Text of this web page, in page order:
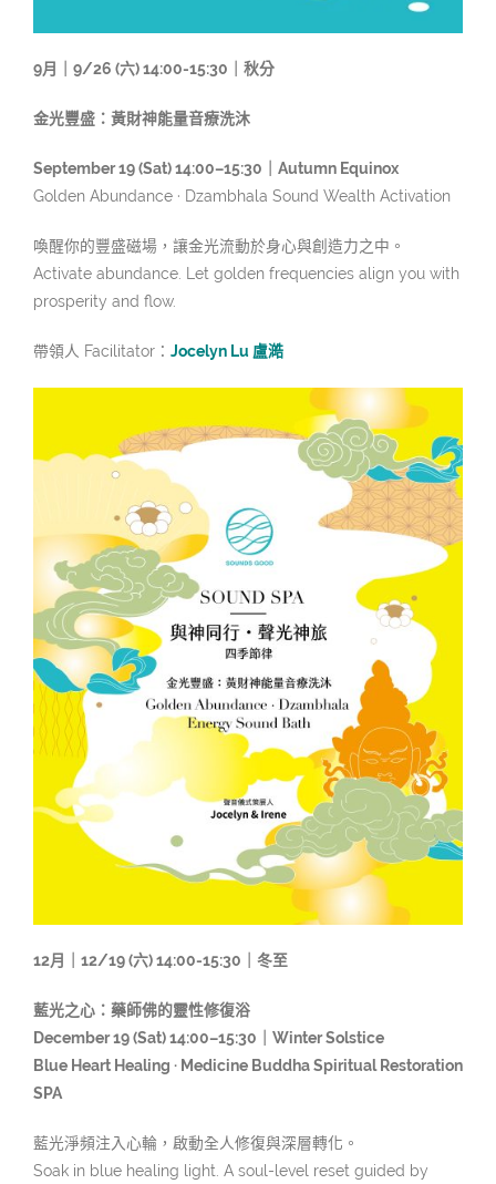
9月｜9/26 (六) 14:00-15:30｜秋分
金光豐盛：黃財神能量音療洗沐
September 19 (Sat) 14:00–15:30｜Autumn Equinox
Golden Abundance · Dzambhala Sound Wealth Activation
喚醒你的豐盛磁場，讓金光流動於身心與創造力之中。
Activate abundance. Let golden frequencies align you with
prosperity and flow.
帶領人 Facilitator： Jocelyn Lu 盧澔
12月｜12/19 (六) 14:00-15:30｜冬至
藍光之心：藥師佛的靈性修復浴
December 19 (Sat) 14:00–15:30｜Winter Solstice
Blue Heart Healing · Medicine Buddha Spiritual Restoration
SPA
藍光淨頻注入心輪，啟動全人修復與深層轉化。
Soak in blue healing light. A soul-level reset guided by